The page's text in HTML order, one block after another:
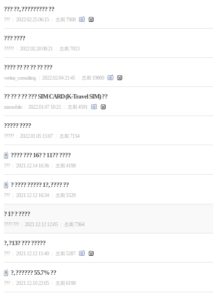
??? ??, ????????? ??
??? 2022.02.25 06:15 조회 7908
??? ????
????? 2022.02.20 08:21 조회 7013
???? ?? ?? ?? ?? ???
veritas_consulting 2022.02.04 21:45 조회 19869
?? ?? ? ?? ??? SIM CARD (K-Travel SIM) ??
nizmobile 2022.01.07 10:21 조회 4591
????? ????
????? 2022.01.05 15:07 조회 7154
???? ??? 16? ? 11?? ????
??? 2021.12.14 16:36 조회 4198
? ???? ????? 1?, ???? ??
??? 2021.12.12 16:34 조회 5529
? 1? ? ????
???? ??? 2021.12.12 12:05 조회 7364
?, ?13? ??? ?????
??? 2021.12.12 11:40 조회 5287
?, ?????? 55.7% ??
??? 2021.12.10 22:05 조회 6198